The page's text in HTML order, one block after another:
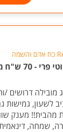
קופאים בדיוטי
דרושים /
לשעון, גמישות
מהבית!! מענק
שמחה,